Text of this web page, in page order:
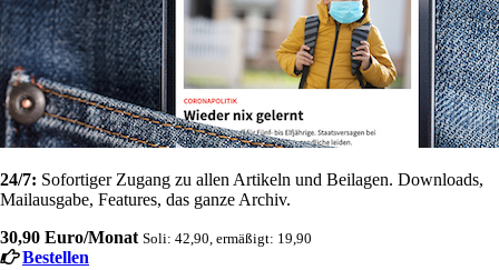
24/7: Sofortiger Zugang zu allen Artikeln und Beilagen. Downloads,
Mailausgabe, Features, das ganze Archiv.
30,90 Euro/Monat Soli: 42,90, ermäßigt: 19,90
Bestellen